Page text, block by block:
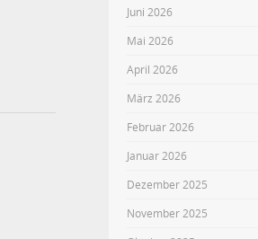
Juni 2026
Mai 2026
April 2026
März 2026
Februar 2026
Januar 2026
Dezember 2025
November 2025